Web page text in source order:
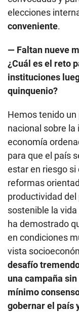
elecciones
conveniente.
— Faltan nueve
¿Cuál es el reto
instituciones
quinquenio?
Hemos tenido
nacional sobre
economía
para que el país
estar en riesgo si
reformas
productividad del
sostenible la
ha demostrado
en condiciones
vista
desafío
una campaña
mínimo
gobernar el país